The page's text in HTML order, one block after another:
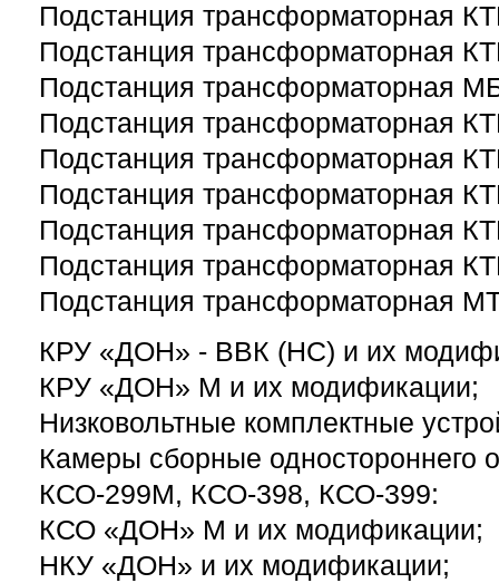
Подстанция трансформаторная
Подстанция трансформаторная
Подстанция трансформаторная
Подстанция трансформаторная
Подстанция трансформаторная
Подстанция трансформаторная
Подстанция трансформаторная
Подстанция трансформаторная
Подстанция трансформаторная
КРУ «ДОН» - ВВК (НС) и их
КРУ «ДОН» М и их модификации;
Низковольтные комплектные
Камеры сборные одностороннего
КСО-299М, КСО-398, КСО-399:
КСО «ДОН» М и их модификации;
НКУ «ДОН» и их модификации;